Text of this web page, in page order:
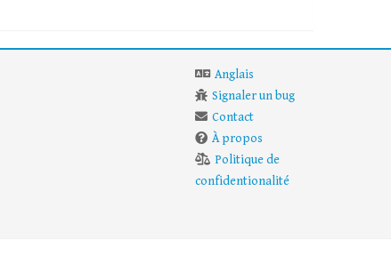
Anglais
Signaler un bug
Contact
À propos
Politique de
confidentionalité